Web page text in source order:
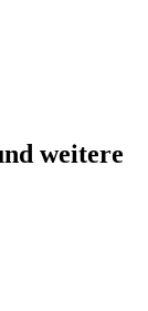
weitere